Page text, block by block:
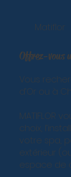
Matiflor
Offrez-vous
Vous
d’Or ou à
MATIFLOR
choix,
votre spa,
extérieur
espace de